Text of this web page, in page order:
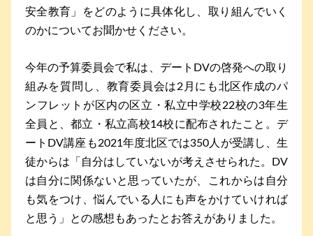
安全教育」をどのように具体化し、取り組んでいく
のかについてお聞かせください。
今年の予算委員会で私は、デートDVの啓発への取り
組みを質問し、教育委員会は2月にも北区作成のパ
ンフレットが区内の区立・私立中学校22校の3年生
全員と、都立・私立高校14校に配布されたこと。デ
ートDV講座も2021年度北区では350人が受講し、生
徒からは「自分はしていないが考えさせられた。DV
は自分に関係ないと思っていたが、これからは自分
も気をつけ、悩んでいる人にも声をかけていければ
と思う」との感想もあったとお答えがありました。